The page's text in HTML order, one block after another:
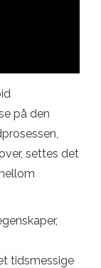
på den
settes det
tidsmessige